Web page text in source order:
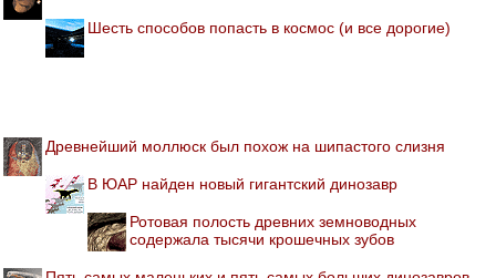
Шесть способов попасть в космос (и все дорогие)
Древнейший моллюск был похож на шипастого слизня
В ЮАР найден новый гигантский динозавр
Ротовая полость древних земноводных
содержала тысячи крошечных зубов